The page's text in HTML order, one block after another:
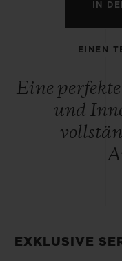
IN
EINEN
Eine
und
EXKLUSIVE